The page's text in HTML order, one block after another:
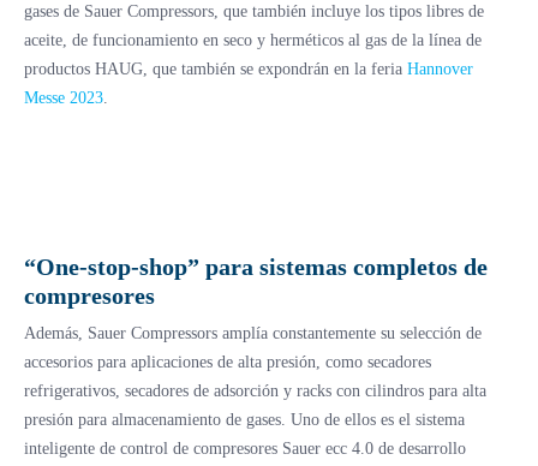
gases de Sauer Compressors, que también incluye los tipos libres de
aceite, de funcionamiento en seco y herméticos al gas de la línea de
productos HAUG, que también se expondrán en la feria Hannover
Messe 2023
“One-stop-shop” para sistemas completos de
compresores
Además, Sauer Compressors amplía constantemente su selección de
accesorios para aplicaciones de alta presión, como secadores
refrigerativos, secadores de adsorción y racks con cilindros para alta
presión para almacenamiento de gases. Uno de ellos es el sistema
inteligente de control de compresores Sauer ecc 4.0 de desarrollo